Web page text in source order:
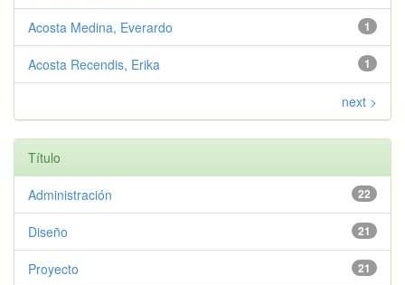
1
Acosta Medina, Everardo
1
Acosta Recendis, Erika
next >
Título
22
Administración
21
Diseño
21
Proyecto